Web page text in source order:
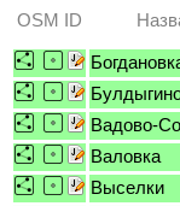
OSM ID
Вадово-
Валовка
Выселки